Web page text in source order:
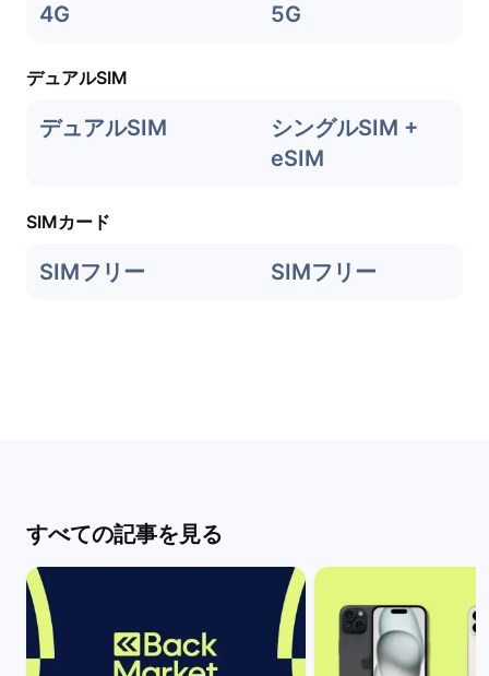
4G 5G
デュアルSIM
デュアルSIM
シングルSIM +
eSIM
SIMカード
SIMフリー SIMフリー
すべての記事を見る